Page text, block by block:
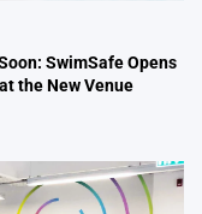
SwimSafe Opens
the New Venue